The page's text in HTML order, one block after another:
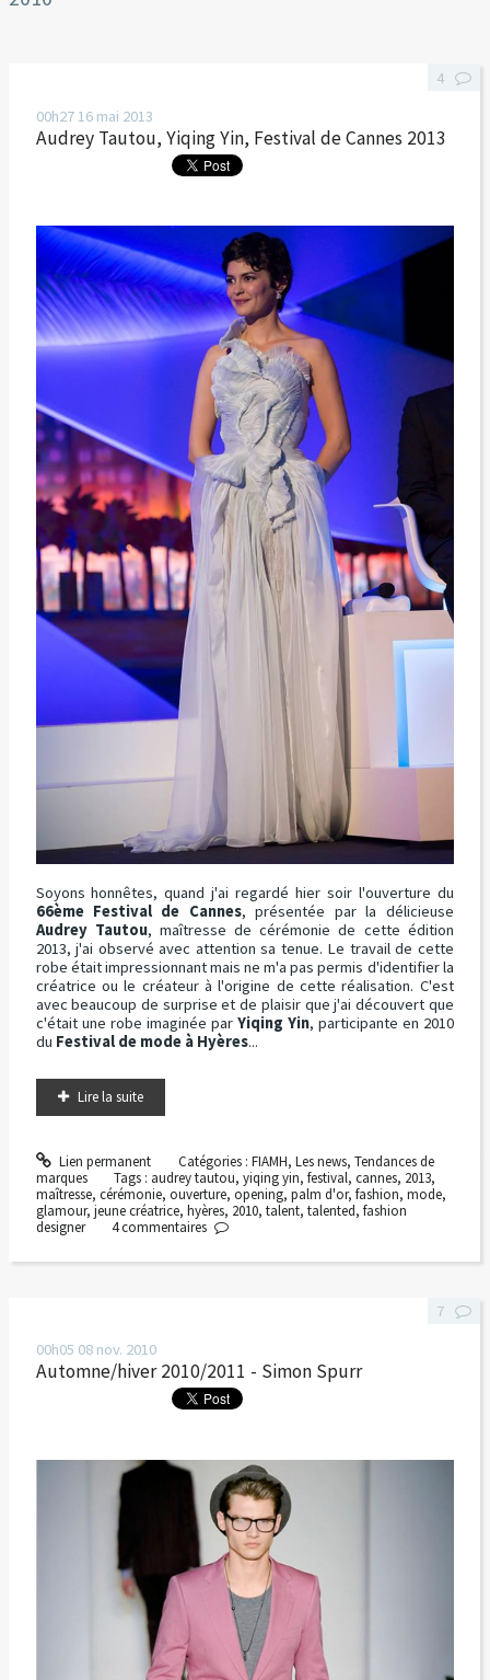
00h2716 mai 2013
Audrey Tautou, Yiqing Yin, Festival de Cannes 2013
Soyons honnêtes, quand j'ai regardé hier soir l'ouverture du
66ème Festival de Cannes, présentée par la délicieuse
Audrey Tautou, maîtresse de cérémonie de cette édition
2013, j'ai observé avec attention sa tenue. Le travail de cette
robe était impressionnant mais ne m'a pas permis d'identifier la
créatrice ou le créateur à l'origine de cette réalisation. C'est
avec beaucoup de surprise et de plaisir que j'ai découvert que
c'était une robe imaginée par Yiqing Yin, participante en 2010
du Festival de mode à Hyères...
Lire la suite
Lien permanent Catégories : FIAMH, Les news, Tendances de
marques
Tags : audrey tautou,yiqing yin,festival,cannes, 2013,
maîtresse, cérémonie, ouverture, opening, palm d'or, fashion, mode,
glamour, jeune créatrice, hyères, 2010, talent, talented, fashion
designer
4
4commentaires
00h05 08 nov. 2010
Automne/hiver 2010/2011 - Simon Spurr
7